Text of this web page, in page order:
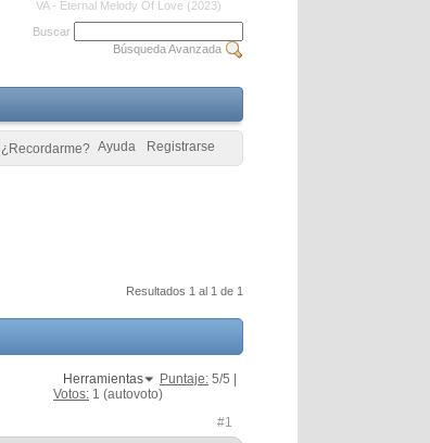
VA - Eternal Melody Of Love (2023)
Resultados 1 al 1 de 1
Herramientas Puntaje: 5/5 |
Votos: 1 (autovoto)
#1
Buscar
Búsqueda Avanzada
Registrarse
Ayuda
¿Recordarme?